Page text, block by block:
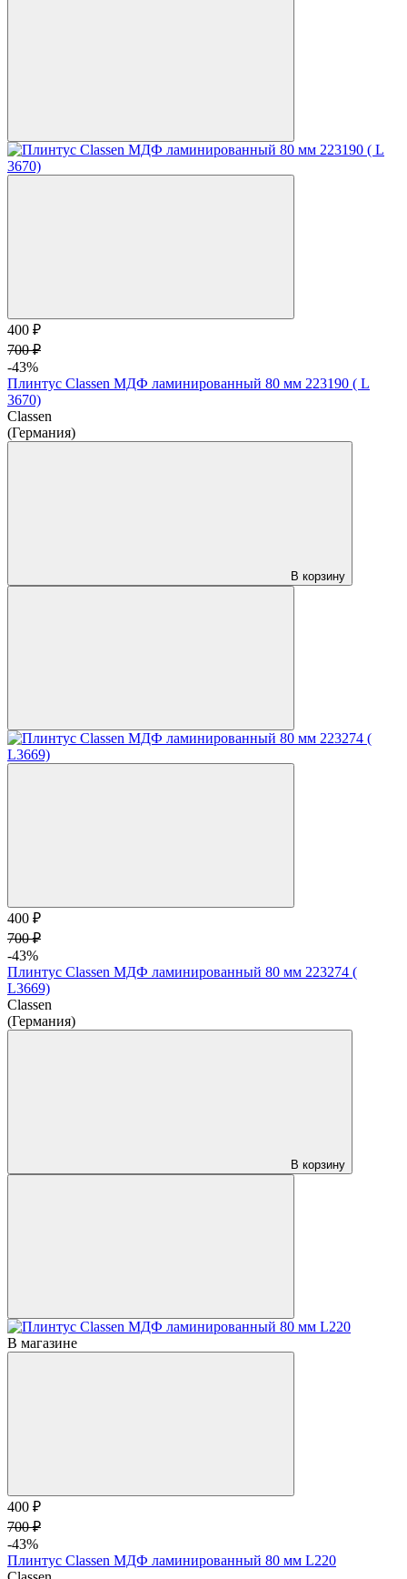
400 ₽
700 ₽
-43%
Плинтус Classen МДФ ламинированный 80 мм 223190 ( L
3670)
Classen
(Германия)
В корзину
400 ₽
700 ₽
-43%
Плинтус Classen МДФ ламинированный 80 мм 223274 (
L3669)
Classen
(Германия)
В корзину
В магазине
400 ₽
700 ₽
-43%
Плинтус Classen МДФ ламинированный 80 мм L220